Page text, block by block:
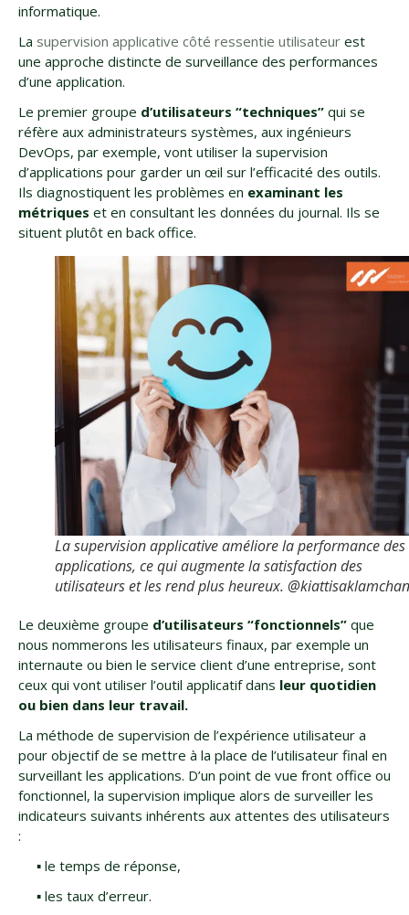
informatique.
La supervision applicative côté ressentie utilisateur est
une approche distincte de surveillance des performances
d’une application.
Le premier groupe d’utilisateurs “techniques” qui se
réfère aux administrateurs systèmes, aux ingénieurs
DevOps, par exemple, vont utiliser la supervision
d’applications pour garder un œil sur l’efficacité des outils.
Ils diagnostiquent les problèmes en examinant les
métriques et en consultant les données du journal. Ils se
situent plutôt en back office.
La supervision applicative améliore la performance des
applications, ce qui augmente la satisfaction des
utilisateurs et les rend plus heureux. @kiattisaklamchan
Le deuxième groupe d’utilisateurs “fonctionnels” que
nous nommerons les utilisateurs finaux, par exemple un
internaute ou bien le service client d’une entreprise, sont
ceux qui vont utiliser l’outil applicatif dans leur quotidien
ou bien dans leur travail.
La méthode de supervision de l’expérience utilisateur a
pour objectif de se mettre à la place de l’utilisateur final en
surveillant les applications. D’un point de vue front office ou
fonctionnel, la supervision implique alors de surveiller les
indicateurs suivants inhérents aux attentes des utilisateurs
:
▪️ le temps de réponse,
▪️ les taux d’erreur.